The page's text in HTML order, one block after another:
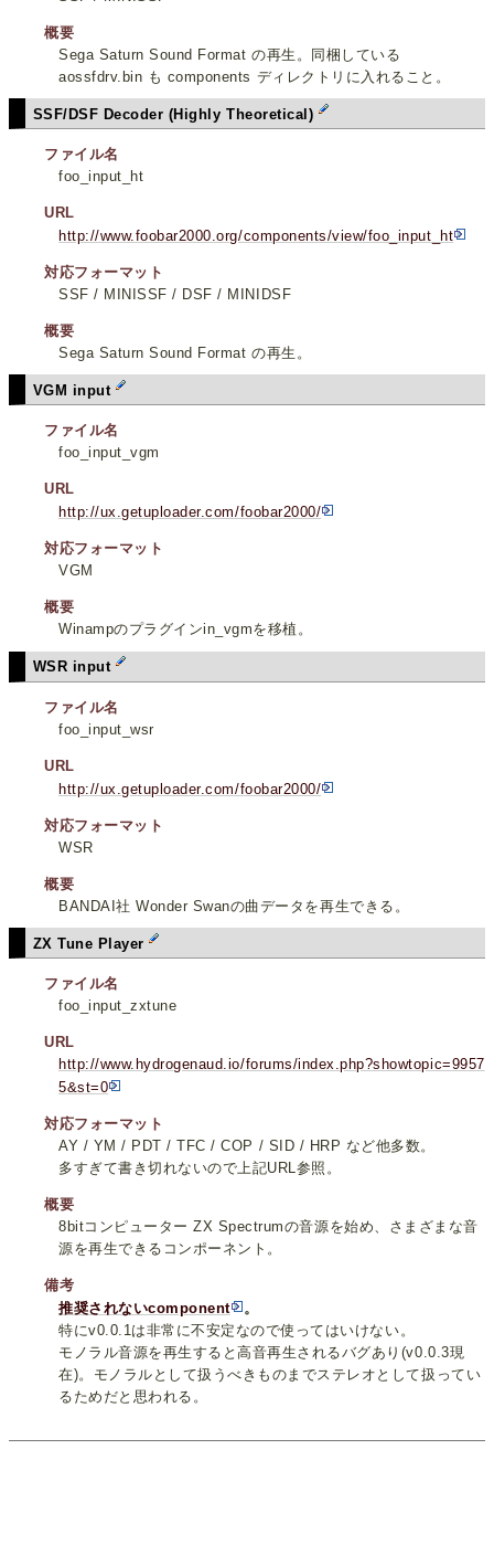
概要
Sega Saturn Sound Format の再生。同梱している
aossfdrv.bin も components ディレクトリに入れること。
SSF/DSF Decoder (Highly Theoretical)
ファイル名
foo_input_ht
URL
http://www.foobar2000.org/components/view/foo_input_ht
対応フォーマット
SSF / MINISSF / DSF / MINIDSF
概要
Sega Saturn Sound Format の再生。
VGM input
ファイル名
foo_input_vgm
URL
http://ux.getuploader.com/foobar2000/
対応フォーマット
VGM
概要
Winampのプラグインin_vgmを移植。
WSR input
ファイル名
foo_input_wsr
URL
http://ux.getuploader.com/foobar2000/
対応フォーマット
WSR
概要
BANDAI社 Wonder Swanの曲データを再生できる。
ZX Tune Player
ファイル名
foo_input_zxtune
URL
http://www.hydrogenaud.io/forums/index.php?showtopic=9957
5&st=0
対応フォーマット
AY / YM / PDT / TFC / COP / SID / HRP など他多数。
多すぎて書き切れないので上記URL参照。
概要
8bitコンピューター ZX Spectrumの音源を始め、さまざまな音
源を再生できるコンポーネント。
備考
推奨されないcomponent
。
特にv0.0.1は非常に不安定なので使ってはいけない。
モノラル音源を再生すると高音再生されるバグあり(v0.0.3現
在)。モノラルとして扱うべきものまでステレオとして扱ってい
るためだと思われる。